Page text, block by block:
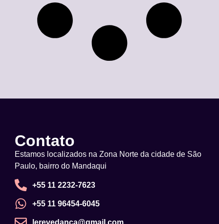
Contato
Estamos localizados na Zona Norte da cidade de São
Paulo, bairro do Mandaqui
+55 11 2232-7623
+55 11 96454-6045
lerevedanca@gmail.com